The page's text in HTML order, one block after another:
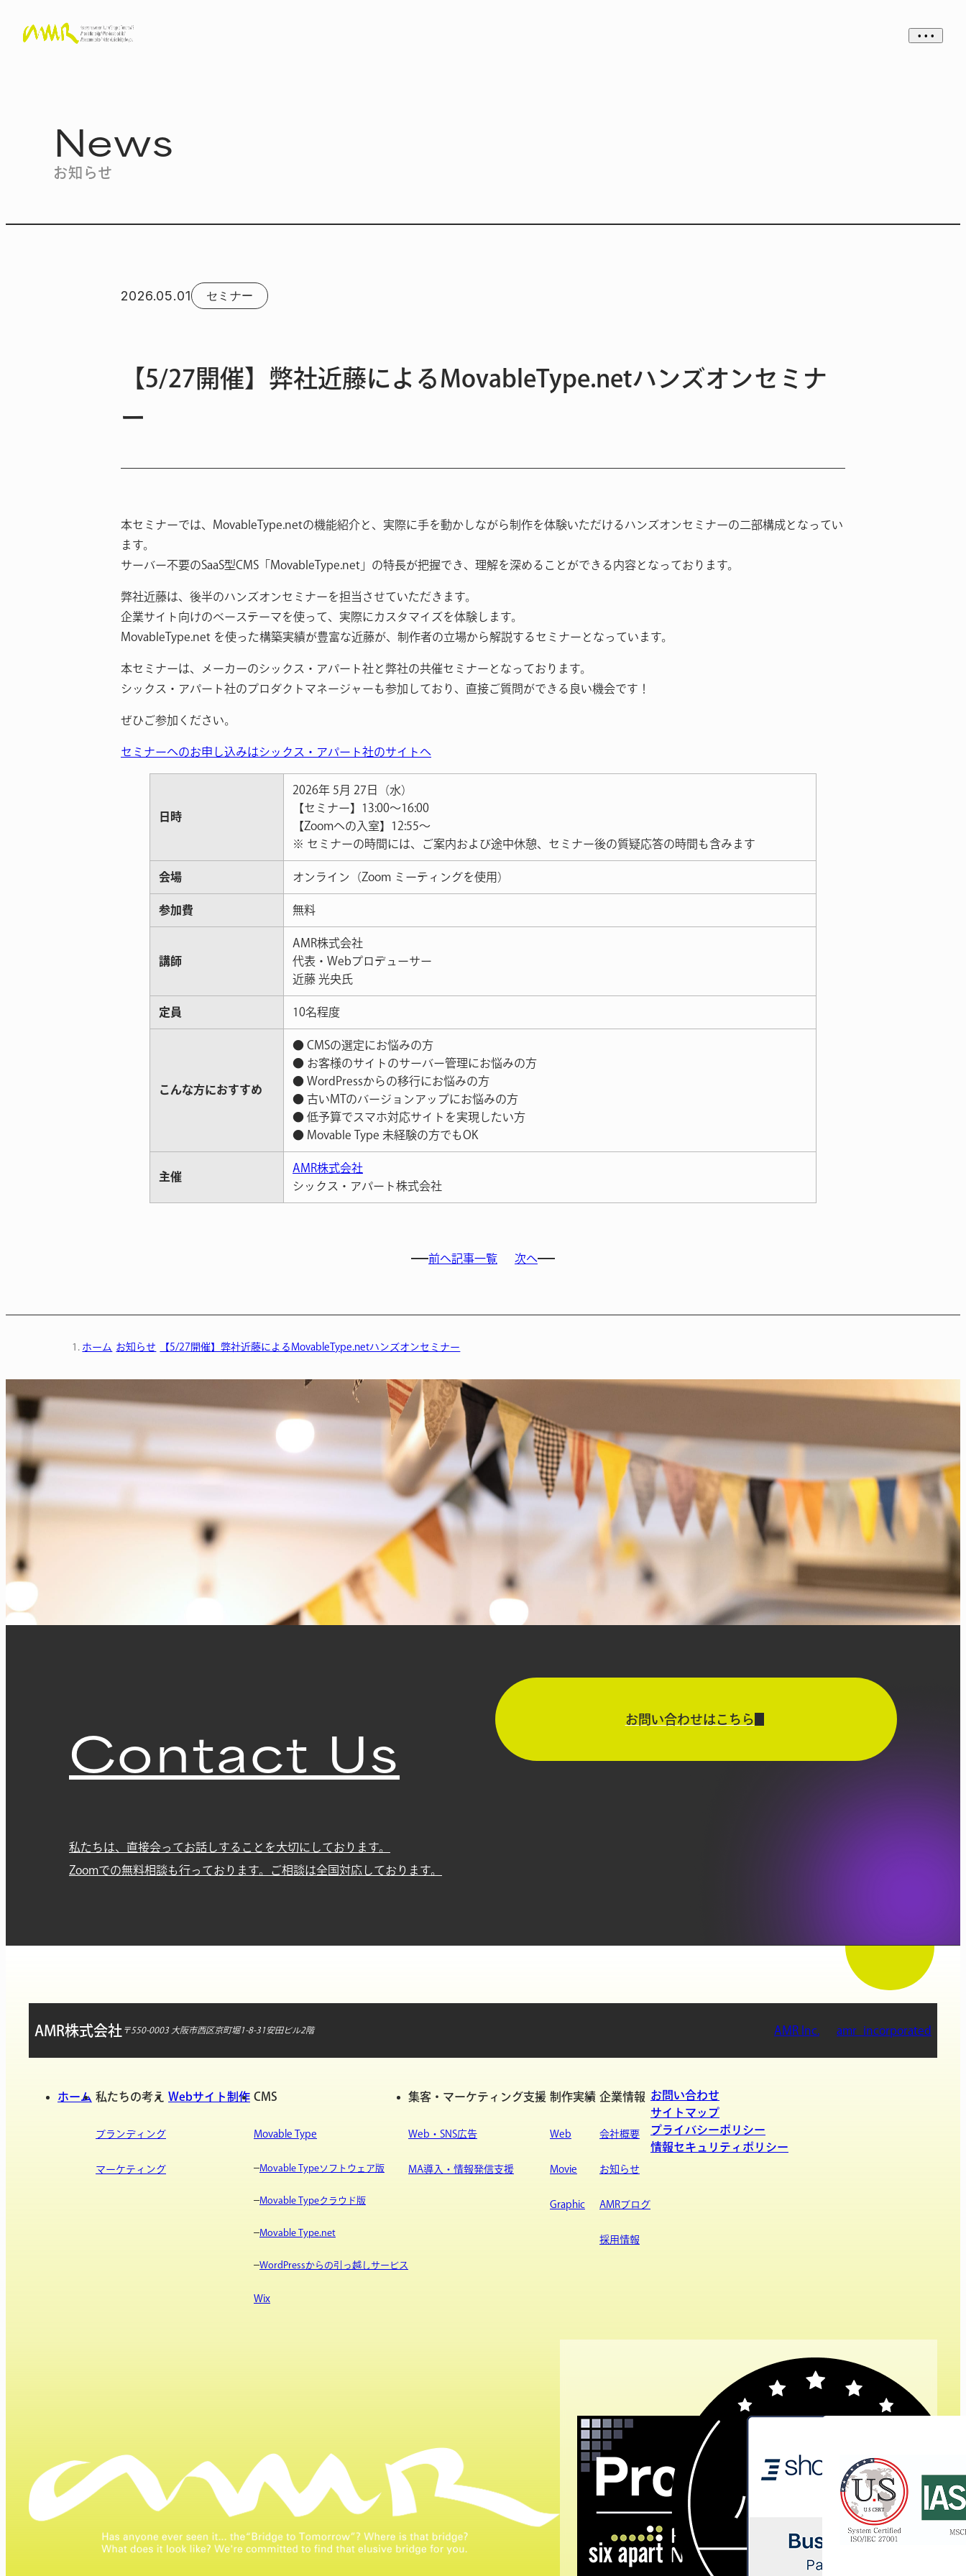
• • •
News
お知らせ
2026.05.01 セミナー
【5/27開催】弊社近藤によるMovableType.netハンズオンセミナ
ー
本セミナーでは、MovableType.netの機能紹介と、実際に手を動かしながら制作を体験いただけるハンズオンセミナーの二部構成となってい
ます。
サーバー不要のSaaS型CMS「MovableType.net」の特長が把握でき、理解を深めることができる内容となっております。
弊社近藤は、後半のハンズオンセミナーを担当させていただきます。
企業サイト向けのベーステーマを使って、実際にカスタマイズを体験します。
MovableType.net を使った構築実績が豊富な近藤が、制作者の立場から解説するセミナーとなっています。
本セミナーは、メーカーのシックス・アパート社と弊社の共催セミナーとなっております。
シックス・アパート社のプロダクトマネージャーも参加しており、直接ご質問ができる良い機会です！
ぜひご参加ください。
セミナーへのお申し込みはシックス・アパート社のサイトへ
日時
2026年 5月 27日（水）
【セミナー】13:00～16:00
【Zoomへの入室】12:55〜
※ セミナーの時間には、ご案内および途中休憩、セミナー後の質疑応答の時間も含みます
会場 オンライン（Zoom ミーティングを使用）
参加費 無料
講師
AMR株式会社
代表・Webプロデューサー
近藤 光央氏
定員 10名程度
こんな方におすすめ
● CMSの選定にお悩みの方
● お客様のサイトのサーバー管理にお悩みの方
● WordPressからの移行にお悩みの方
● 古いMTのバージョンアップにお悩みの方
● 低予算でスマホ対応サイトを実現したい方
● Movable Type 未経験の方でもOK
主催
AMR株式会社
シックス・アパート株式会社
前へ記事一覧 次へ
ホーム お知らせ 【5/27開催】弊社近藤によるMovableType.netハンズオンセミナー
Contact Us
私たちは、直接会ってお話しすることを大切にしております。
Zoomでの無料相談も行っております。ご相談は全国対応しております。
お問い合わせはこちら
AMR株式会社 〒550-0003 大阪市西区京町堀1-8-31安田ビル2階 AMR Inc. amr_incorporated
ホーム 私たちの考え
ブランディング
マーケティング
Webサイト制作 CMS
Movable Type
Movable Typeソフトウェア版
Movable Typeクラウド版
Movable Type.net
WordPressからの引っ越しサービス
Wix
集客・マーケティング支援
Web・SNS広告
MA導入・情報発信支援
制作実績
Web
Movie
Graphic
企業情報
会社概要
お知らせ
AMRブログ
採用情報
お問い合わせ
サイトマップ
プライバシーポリシー
情報セキュリティポリシー